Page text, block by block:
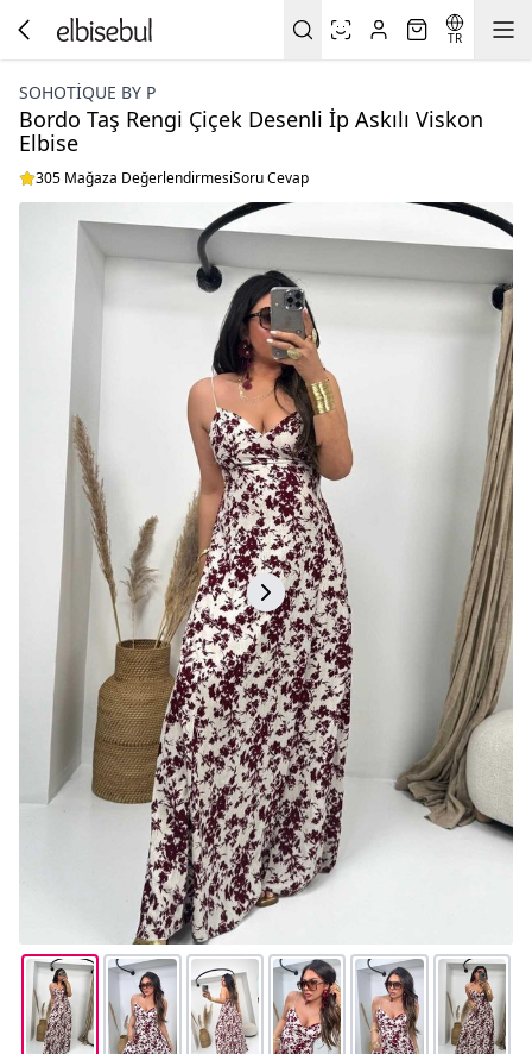
TR
SOHOTIQUE BY P
Bordo Taş Rengi Çiçek Desenli İp Askılı Viskon
Elbise
305 Mağaza DeğerlendirmesiSoru Cevap